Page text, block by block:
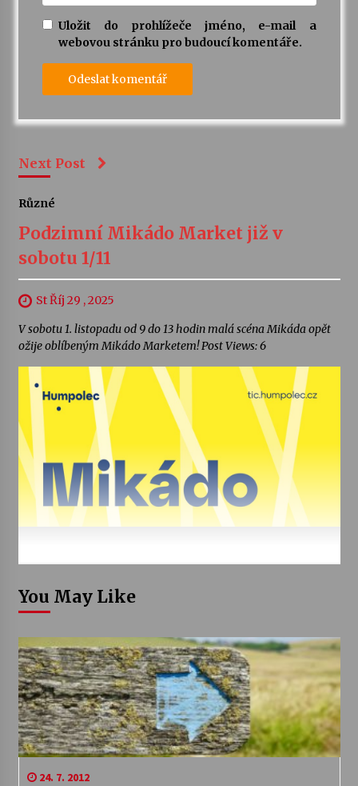
Uložit do prohlížeče jméno, e-mail a
webovou stránku pro budoucí komentáře.
Next Post
Různé
Podzimní Mikádo Market již v
sobotu 1/11
St Říj 29 , 2025
V sobotu 1. listopadu od 9 do 13 hodin malá scéna Mikáda opět
ožije oblíbeným Mikádo Marketem! Post Views: 6
You May Like
24. 7. 2012